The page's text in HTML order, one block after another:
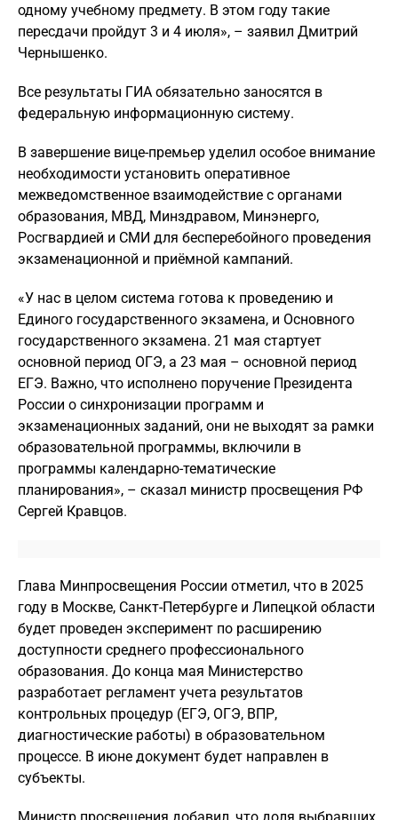
одному учебному предмету. В этом году такие
пересдачи пройдут 3 и 4 июля», – заявил Дмитрий
Чернышенко.
Все результаты ГИА обязательно заносятся в
федеральную информационную систему.
В завершение вице-премьер уделил особое внимание
необходимости установить оперативное
межведомственное взаимодействие с органами
образования, МВД, Минздравом, Минэнерго,
Росгвардией и СМИ для бесперебойного проведения
экзаменационной и приёмной кампаний.
«У нас в целом система готова к проведению и
Единого государственного экзамена, и Основного
государственного экзамена. 21 мая стартует
основной период ОГЭ, а 23 мая – основной период
ЕГЭ. Важно, что исполнено поручение Президента
России о синхронизации программ и
экзаменационных заданий, они не выходят за рамки
образовательной программы, включили в
программы календарно-тематические
планирования», – сказал министр просвещения РФ
Сергей Кравцов.
Глава Минпросвещения России отметил, что в 2025
году в Москве, Санкт-Петербурге и Липецкой области
будет проведен эксперимент по расширению
доступности среднего профессионального
образования. До конца мая Министерство
разработает регламент учета результатов
контрольных процедур (ЕГЭ, ОГЭ, ВПР,
диагностические работы) в образовательном
процессе. В июне документ будет направлен в
субъекты.